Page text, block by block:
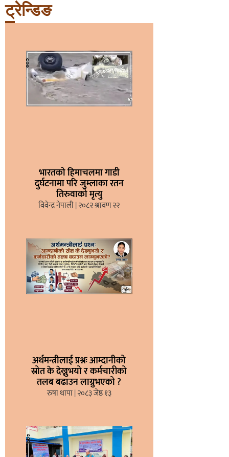
ट्रेन्डिङ
भारतको हिमाचलमा गाडी
दुर्घटनामा परि जुम्लाका रतन
तिरुवाको मृत्यु
विवेन्द्र नेपाली २०८२ श्रावण २२
अर्थमन्त्रीलाई प्रश्नः आम्दानीको
स्रोत के देख्नुभयो र कर्मचारीको
तलब बढाउन लाग्नुभएको ?
रुषा थापा २०८३ जेष्ठ १३